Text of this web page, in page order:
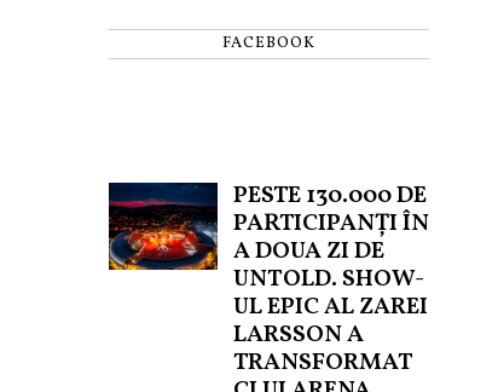
FACEBOOK
PESTE 130.000 DE
PARTICIPANȚI ÎN
A DOUA ZI DE
UNTOLD. SHOW-
UL EPIC AL ZAREI
LARSSON A
TRANSFORMAT